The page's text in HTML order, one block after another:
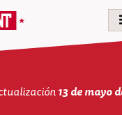
13 de mayo